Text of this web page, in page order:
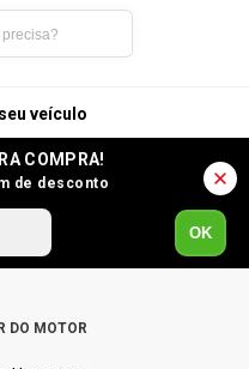
veículo
COMPRA!
de desconto
OK
DO MOTOR